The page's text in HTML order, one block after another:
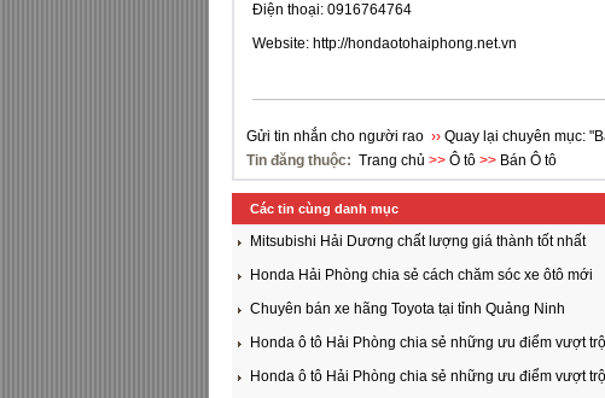
Điện thoại: 0916764764
Website: http://hondaotohaiphong.net.vn
Gửi tin nhắn cho người rao ›› Quay lại chuyên mục:
Tin đăng thuộc: Trang chủ >> Ô tô >> Bán Ô tô
Các tin cùng danh mục
Mitsubishi Hải Dương chất lượng giá thành tốt nhất
Honda Hải Phòng chia sẻ cách chăm sóc xe ôtô mới
Chuyên bán xe hãng Toyota tại tỉnh Quảng Ninh
Honda ô tô Hải Phòng chia sẻ những ưu điểm vượt
Honda ô tô Hải Phòng chia sẻ những ưu điểm vượt